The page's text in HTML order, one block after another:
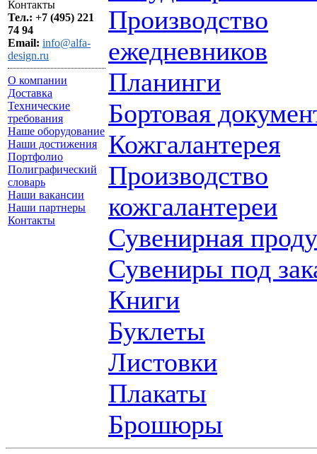
Контакты
Тел.: +7 (495) 221
74 94
Email: info@alfa-
design.ru
О компании
Доставка
Технические
требования
Наше оборудование
Наши достижения
Портфолио
Полиграфический
словарь
Наши вакансии
Наши партнеры
Контакты
Производство
ежедневников
Планинги
Бортовая
Кожгалантерея
Производство
кожгалантереи
Сувенирная
Сувениры под
Книги
Буклеты
Листовки
Плакаты
Брошюры